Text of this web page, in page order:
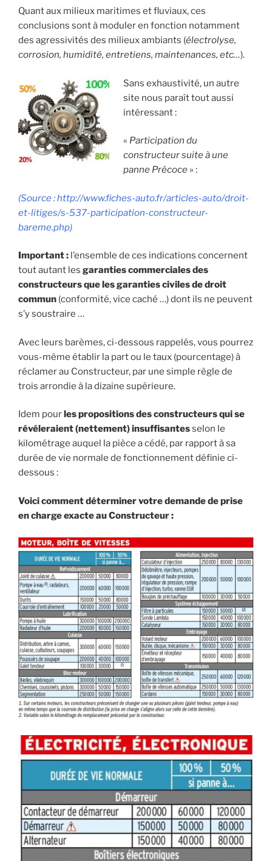
Quant aux milieux maritimes et fluviaux, ces
conclusions sont à moduler en fonction notamment
des agressivités des milieux ambiants (électrolyse,
corrosion, humidité, entretiens, maintenances, etc…).
Sans exhaustivité, un autre
site nous paraît tout aussi
intéressant :
« Participation du
constructeur suite à une
panne Précoce» :
(Source : http://www.fiches-auto.fr/articles-auto/droit-
et-litiges/s-537-participation-constructeur-
bareme.php)
Important : l’ensemble de ces indications concernent
tout autant les garanties commerciales des
constructeurs que les garanties civiles de droit
commun (conformité, vice caché …) dont ils ne peuvent
s’y soustraire …
Avec leurs barèmes, ci-dessous rappelés, vous pourrez
vous-même établir la part ou le taux (pourcentage) à
réclamer au Constructeur, par une simple règle de
trois arrondie à la dizaine supérieure.
Idem pourles propositions des constructeurs qui se
révéleraient (nettement) insuffisantesselon le
kilométrage auquel la pièce a cédé, par rapport à sa
durée de vie normale de fonctionnement définie ci-
dessous :
Voici comment déterminer votre demande de prise
en charge exacte au Constructeur :